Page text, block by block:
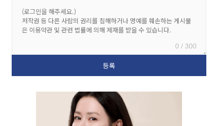
0 / 300